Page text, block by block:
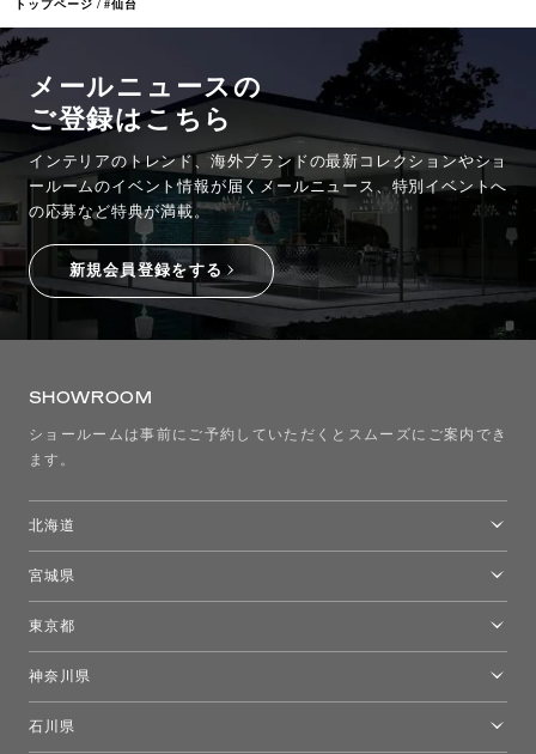
トップページ #仙台
メールニュースの
ご登録はこちら
インテリアのトレンド、海外ブランドの最新コレクションやショ
ールームのイベント情報が 届くメールニュース、特別イベントへ
の応募など特典が満載。
新規会員登録をする
SHOWROOM
ショールームは事前にご予約していただくとスムーズにご案内でき
ます。
北海道
宮城県
東京都
モーイ東京
キーブー東京
神奈川県
石川県